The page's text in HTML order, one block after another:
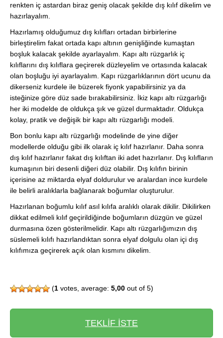
renkten iç astardan biraz geniş olacak şekilde dış kılıf dikelim ve
hazırlayalım.
Hazırlamış olduğumuz dış kılıfları ortadan birbirlerine
birleştirelim fakat ortada kapı altının genişliğinde kumaştan
boşluk kalacak şekilde ayarlayalım. Kapı altı rüzgarlık iç
kılıflarını dış kılıflara geçirerek düzleyelim ve ortasında kalacak
olan boşluğu iyi ayarlayalım. Kapı rüzgarlıklarının dört ucunu da
dikerseniz kurdele ile büzerek fiyonk yapabilirsiniz ya da
isteğinize göre düz sade bırakabilirsiniz. İkiz kapı altı rüzgarlığı
her iki modelde de oldukça şık ve güzel durmaktadır. Oldukça
kolay, pratik ve değişik bir kapı altı rüzgarlığı modeli.
Bon bonlu kapı altı rüzgarlığı modelinde de yine diğer
modellerde olduğu gibi ilk olarak iç kılıf hazırlanır. Daha sonra
dış kılıf hazırlanır fakat dış kılıftan iki adet hazırlanır. Dış kılıfların
kumaşının biri desenli diğeri düz olabilir. Dış kılıfın birinin
içerisine az miktarda elyaf doldurulur ve aralardan ince kurdele
ile belirli aralıklarla bağlanarak boğumlar oluşturulur.
Hazırlanan boğumlu kılıf asıl kılıfa aralıklı olarak dikilir. Dikilirken
dikkat edilmeli kılıf geçirildiğinde boğumların düzgün ve güzel
durmasına özen gösterilmelidir. Kapı altı rüzgarlığımızın dış
süslemeli kılıfı hazırlandıktan sonra elyaf dolgulu olan içi dış
kılıfımıza geçirerek açık olan kısmını dikelim.
(1 votes, average: 5,00 out of 5)
TEKLİF İSTE